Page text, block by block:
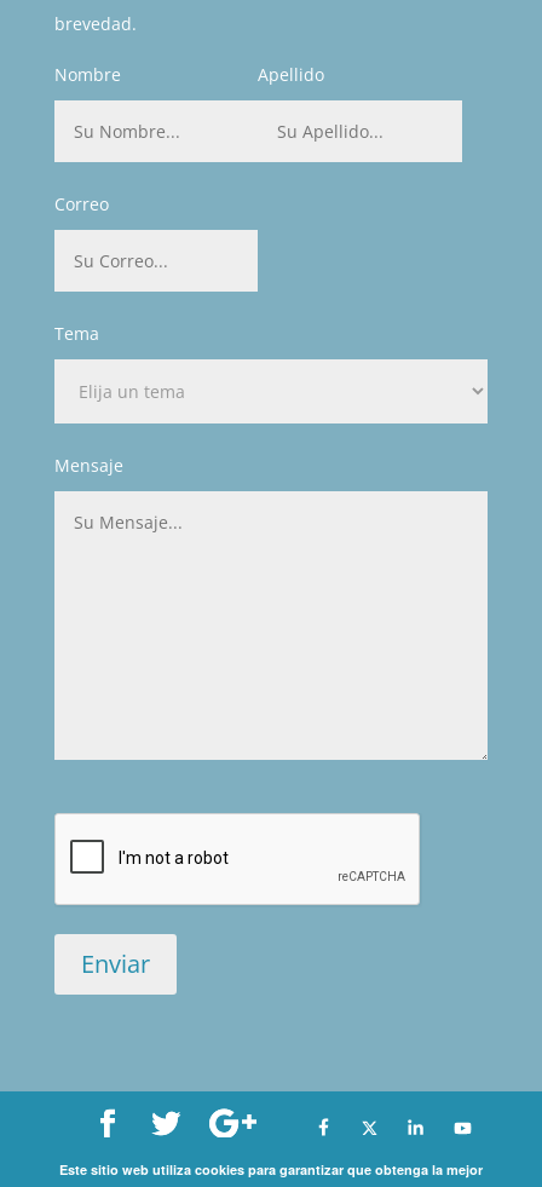
brevedad.
Nombre Apellido
Correo
Tema
Mensaje
Este sitio web utiliza cookies para garantizar que obtenga la mejor